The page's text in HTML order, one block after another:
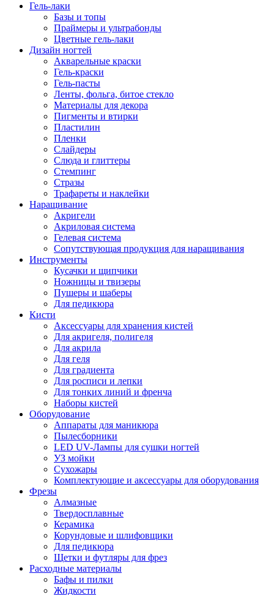
Гель-лаки
Базы и топы
Праймеры и ультрабонды
Цветные гель-лаки
Дизайн ногтей
Акварельные краски
Гель-краски
Гель-пасты
Ленты, фольга, битое стекло
Материалы для декора
Пигменты и втирки
Пластилин
Пленки
Слайдеры
Слюда и глиттеры
Стемпинг
Стразы
Трафареты и наклейки
Наращивание
Акригели
Акриловая система
Гелевая система
Сопутствующая продукция для наращивания
Инструменты
Кусачки и щипчики
Ножницы и твизеры
Пушеры и шаберы
Для педикюра
Кисти
Аксессуары для хранения кистей
Для акригеля, полигеля
Для акрила
Для геля
Для градиента
Для росписи и лепки
Для тонких линий и френча
Наборы кистей
Оборудование
Аппараты для маникюра
Пылесборники
LED UV-Лампы для сушки ногтей
УЗ мойки
Сухожары
Комплектующие и аксессуары для оборудования
Фрезы
Алмазные
Твердосплавные
Керамика
Корундовые и шлифовщики
Для педикюра
Щетки и футляры для фрез
Расходные материалы
Бафы и пилки
Жидкости